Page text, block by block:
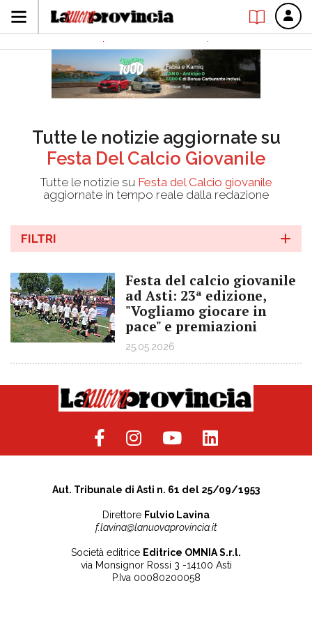
Tutte le notizie aggiornate su
Festa Del Calcio Giovanile
Tutte le notizie su Festa del Calcio giovanile
aggiornate in tempo reale dalla redazione
FILTRI
Festa del calcio giovanile
ad Asti: 23ª edizione,
"Vogliamo giocare in
pace" e premiazioni
25.05.2026
Aut. Tribunale di Asti n. 61 del 25/09/1953
Direttore Fulvio Lavina
f.lavina@lanuovaprovincia.it
Società editrice Editrice OMNIA S.r.l.
via Monsignor Rossi 3 -14100 Asti
P.Iva 00080200058